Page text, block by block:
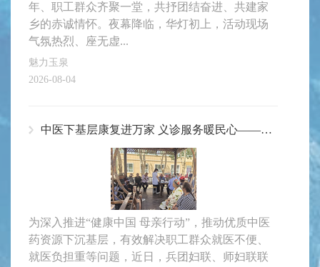
年、职工群众齐聚一堂，共抒团结奋进、共建家
乡的赤诚情怀。夜幕降临，华灯初上，活动现场
气氛热烈、座无虚...
魅力玉泉
2026-08-04
中医下基层康复进万家 义诊服务暖民心——二二五团开展义诊惠民活动
为深入推进“健康中国 母亲行动”，推动优质中医
药资源下沉基层，有效解决职工群众就医不便、
就医负担重等问题，近日，兵团妇联、师妇联联